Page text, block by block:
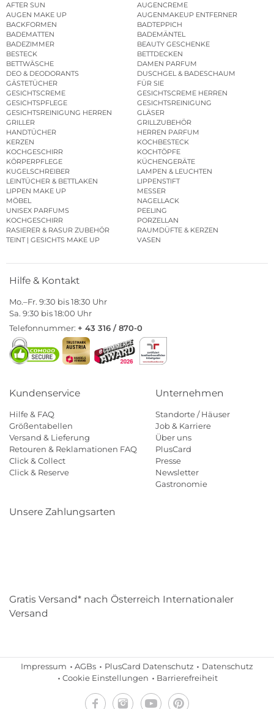
AFTER SUN
AUGENCREME
AUGEN MAKE UP
AUGENMAKEUP ENTFERNER
BACKFORMEN
BADTEPPICH
BADEMATTEN
BADEMÄNTEL
BADEZIMMER
BEAUTY GESCHENKE
BESTECK
BETTDECKEN
BETTWÄSCHE
DAMEN PARFUM
DEO & DEODORANTS
DUSCHGEL & BADESCHAUM
GÄSTETÜCHER
FÜR SIE
GESICHTSCREME
GESICHTSCREME HERREN
GESICHTSPFLEGE
GESICHTSREINIGUNG
GESICHTSREINIGUNG HERREN
GLÄSER
GRILLER
GRILLZUBEHÖR
HANDTÜCHER
HERREN PARFUM
KERZEN
KOCHBESTECK
KOCHGESCHIRR
KOCHTÖPFE
KÖRPERPFLEGE
KÜCHENGERÄTE
KUGELSCHREIBER
LAMPEN & LEUCHTEN
LEINTÜCHER & BETTLAKEN
LIPPENSTIFT
LIPPEN MAKE UP
MESSER
MÖBEL
NAGELLACK
UNISEX PARFUMS
PEELING
KOCHGESCHIRR
PORZELLAN
RASIERER & RASUR ZUBEHÖR
RAUMDÜFTE & KERZEN
TEINT | GESICHTS MAKE UP
VASEN
Hilfe & Kontakt
Mo.–Fr. 9:30 bis 18:30 Uhr
Sa. 9:30 bis 18:00 Uhr
Telefonnummer: + 43 316 / 870-0
Kundenservice
Hilfe & FAQ
Größentabellen
Versand & Lieferung
Retouren & Reklamationen FAQ
Click & Collect
Click & Reserve
Unternehmen
Standorte / Häuser
Job & Karriere
Über uns
PlusCard
Presse
Newsletter
Gastronomie
Unsere Zahlungsarten
Gratis Versand* nach Österreich Internationaler
Versand
Impressum AGBs PlusCard Datenschutz
Datenschutz
Cookie Einstellungen
Barrierefreiheit